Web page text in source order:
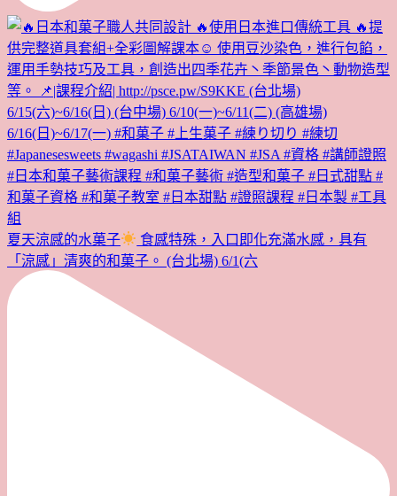
夏天涼感的水菓子
食感特殊，入口即化充滿水感，具有
「涼感」清爽的和菓子。 (台北場) 6/1(六